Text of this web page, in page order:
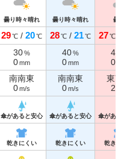
曇り時々晴れ 曇り時々晴れ 曇
29℃/ 20℃ 28℃/ 21℃ 27℃
30%
0mm
40%
0mm
40
0
南南東
0m/s
南南東
0m/s
東
2
傘があると安心 傘があると安心 傘があ
乾きにくい 乾きにくい 乾き